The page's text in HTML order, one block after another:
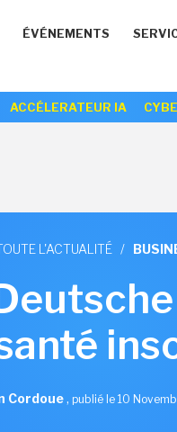
ÉVÉNEMENTS
ACCÉLERATEUR IA
L'ACTUALITÉ /
Cordoue, publié le 10